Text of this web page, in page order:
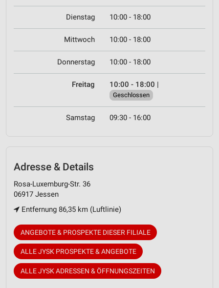
Dienstag 10:00 - 18:00
Mittwoch 10:00 - 18:00
Donnerstag 10:00 - 18:00
Freitag 10:00 - 18:00 |
Geschlossen
Samstag 09:30 - 16:00
Adresse & Details
Rosa-Luxemburg-Str. 36
06917 Jessen
Entfernung 86,35 km (Luftlinie)
ANGEBOTE & PROSPEKTE DIESER FILIALE
ALLE JYSK PROSPEKTE & ANGEBOTE
ALLE JYSK ADRESSEN & ÖFFNUNGSZEITEN